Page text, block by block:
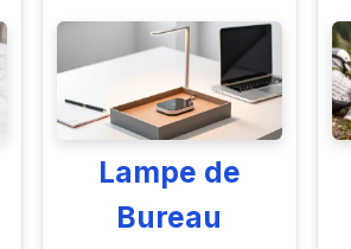
Lampe de
Bureau